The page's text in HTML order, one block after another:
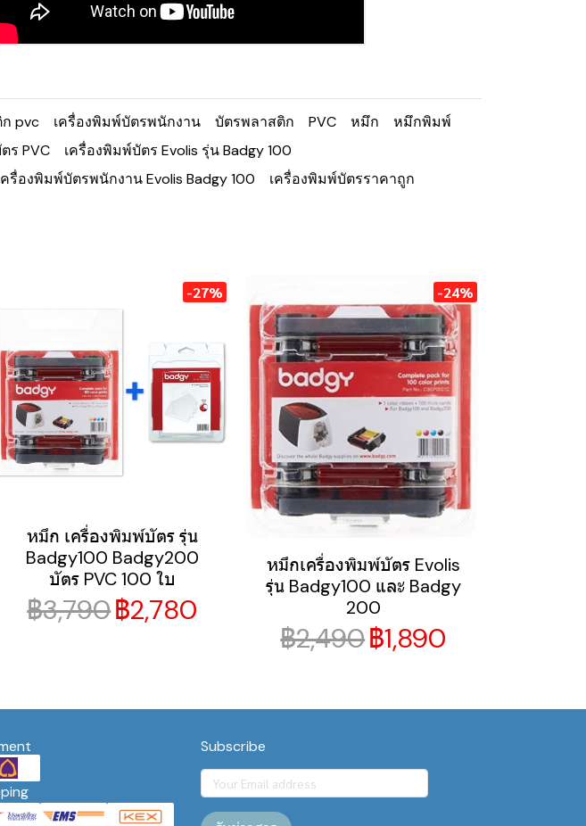
pvc เครื่องพิมพ์บัตรพนักงาน บัตรพลาสติก PVC หมึก
หมึกพิมพ์
ร PVC
เครื่องพิมพ์บัตร Evolis รุ่น Badgy 100
ครื่องพิมพ์บัตรพนักงาน Evolis Badgy 100
เครื่องพิมพ์บัตรราคาถูก
-27%
หมึก เครื่องพิมพ์บัตร รุ่น
Badgy100 Badgy200
บัตร PVC 100 ใบ
฿3,790฿2,780
-24%
หมึกเครื่องพิมพ์บัตร Evolis
รุ่น Badgy100 และ Badgy
200
฿2,490฿1,890
Subscribe